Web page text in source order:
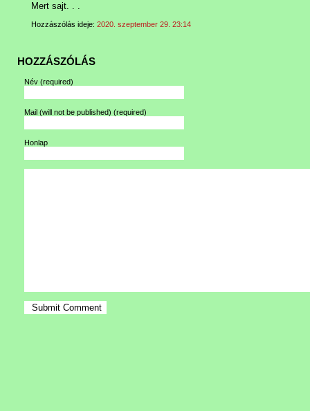
Mert sajt. . .
Hozzászólás ideje: 2020. szeptember 29. 23:14
HOZZÁSZÓLÁS
Név (required)
Mail (will not be published) (required)
Honlap